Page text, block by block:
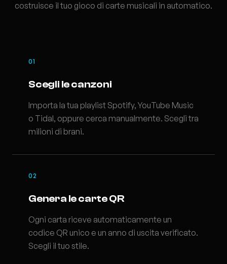
costruisce il tuo gioco di carte musicali in automatico.
01
Scegli le canzoni
Importa la tua playlist Spotify, YouTube Music
o Tidal, oppure cerca manualmente. Scegli tra
milioni di brani.
02
Genera le carte QR
Ogni carta riceve automaticamente un
codice QR unico e un anno di uscita verificato.
Scegli il tuo stile.